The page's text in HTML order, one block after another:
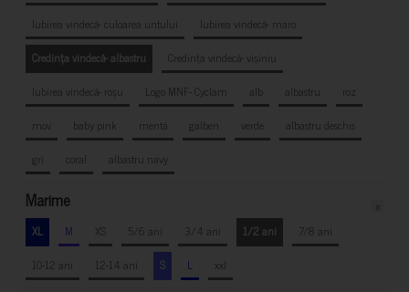
Iubirea vindecă- culoarea untului
Iubirea vindecă- maro
Credința vindecă- albastru
Credința vindecă- vișiniu
Iubirea vindecă- roșu
Logo MNF- Cyclam alb albastru
roz
mov
baby pink mentă galben verde
albastru deschis
gri
coral albastru navy
Marime
XL M XS 5/6 ani 3/4 ani 1/2 ani
7/8 ani
10-12 ani
12-14 ani S L xxl